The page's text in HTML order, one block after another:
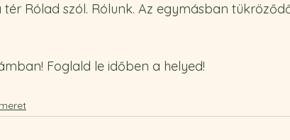
tér Rólad szól. Rólunk. Az egymásban
Foglald le időben a helyed!